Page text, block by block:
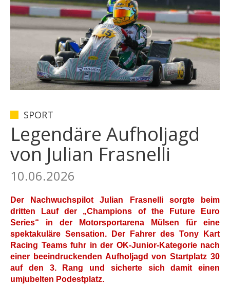
SPORT
Legendäre Aufholjagd
von Julian Frasnelli
10.06.2026
Der NachwuchspilotJulian Frasnelli sorgte beim
dritten Lauf der „Champions of the Future Euro
Series“ in der Motorsportarena Mülsen für eine
spektakuläre Sensation. Der Fahrer des Tony Kart
Racing Teams fuhr in der OK-Junior-Kategorie nach
einer beeindruckenden Aufholjagd von Startplatz 30
auf den 3. Rang und sicherte sich damit einen
umjubelten Podestplatz.